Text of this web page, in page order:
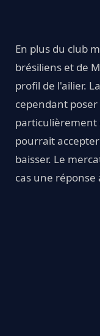
En plus du club
brésiliens et de
profil de l'ailier.
cependant
pourrait
baisser. Le
cas une réponse